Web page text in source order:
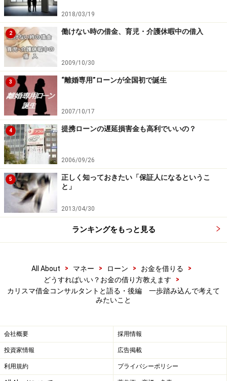
横山：私は借金整理を単なる法的手続きや小手先のテ
クニックなどでは、本当の意味での解決ができないと感
じています。精神面（心構え）もこれを機に変えること
が大切だし、気持ちだけで突っ走るのではなく、多少大
雑把でもいいから「家計」も把握できるようになってほ
しいと思っています。数多く相談に乗っている猫次郎さ
んはどんなことが大切だと思いますか？
吉田：方法論を知る（教える）ことは、もちろん重要
です。精神的なカウンセリングだけでは借金問題は到底
片付けられません。専門家は、常に最新のノウハウを学
び、最高の方法を相談者に示さなければなりません。
しかし、
方法論だけに偏っている専門家が多いのも事
実で、これはこれで大きな問題
な方法論をいくら教えてあげても、それを実行する勇気
がなく、踏ん切りがつかないまま前にも後ろにも進めな
とても大切なことですけれど、心を開いてもら
私もこの点に時間がかかります。
吉田：私も、いろいろな手を使います。自分の恥ずか
しい過去の体験を語り、自分の体験記を引き合いに出し
2018/03/19
2 働けない時の借金、育児・介護休暇中の借入
2009/10/30
3 “離婚専用”ローンが全国初で誕生
2007/10/17
4 提携ローンの遅延損害金も高利でいいの？
2006/09/26
5
正しく知っておきたい「保証人になるというこ
と」
2013/04/30
ランキングをもっと見る
All About > マネー > ローン > お金を借りる
>
どうすればいい？お金の借り方教えます
>
カリスマ借金コンサルタントと語る・後編 一歩踏み込んで考えて
みたいこと
会社概要 採用情報
投資家情報 広告掲載
利用規約 プライバシーポリシー